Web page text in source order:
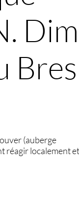
(auberge
réagir localement et